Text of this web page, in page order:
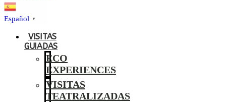
Español ▼
VISITAS
GUIADAS
ECO
EXPERIENCES
VISITAS
TEATRALIZADAS